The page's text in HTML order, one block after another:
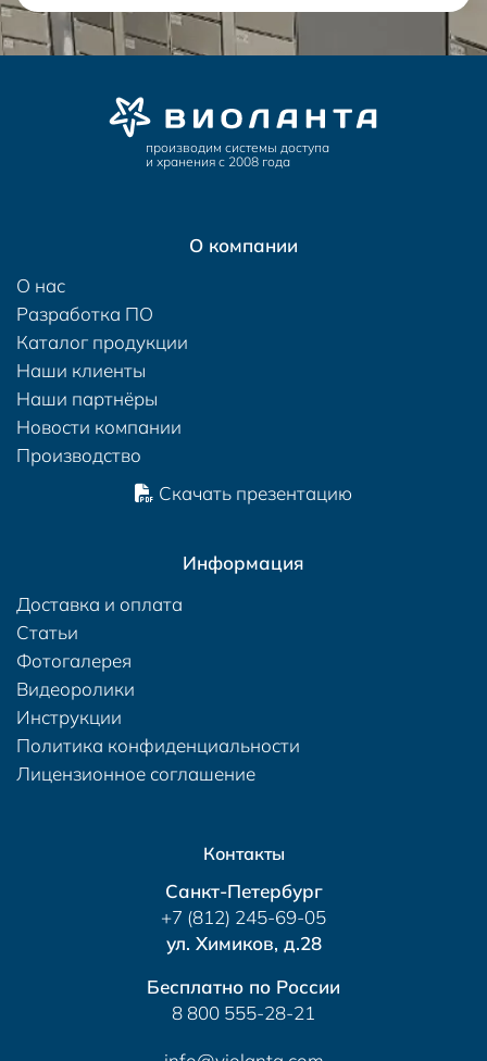
производим системы доступа
и хранения с 2008 года
О компании
О нас
Разработка ПО
Каталог продукции
Наши клиенты
Наши партнёры
Новости компании
Производство
Скачать презентацию
Информация
Доставка и оплата
Статьи
Фотогалерея
Видеоролики
Инструкции
Политика конфиденциальности
Лицензионное соглашение
Контакты
Санкт-Петербург
+7 (812) 245-69-05
ул. Химиков, д.28
Бесплатно по России
8 800 555-28-21